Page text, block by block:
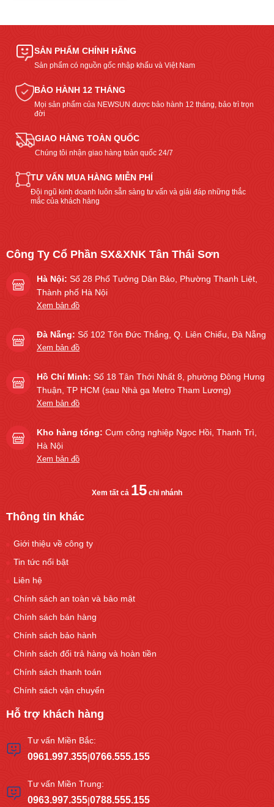
SẢN PHẨM CHÍNH HÃNG
Sản phẩm có nguồn gốc nhập khẩu và Việt Nam
BẢO HÀNH 12 THÁNG
Mọi sản phẩm của NEWSUN được bảo hành 12 tháng, bảo trì trọn
đời
GIAO HÀNG TOÀN QUỐC
Chúng tôi nhận giao hàng toàn quốc 24/7
TƯ VẤN MUA HÀNG MIỄN PHÍ
Đội ngũ kinh doanh luôn sẵn sàng tư vấn và giải đáp những thắc
mắc của khách hàng
Công Ty Cổ Phần SX&XNK Tân Thái Sơn
Hà Nội: Số 28 Phố Tưởng Dân Bảo, Phường Thanh Liệt,
Thành phố Hà Nội
Xem bản đồ
Đà Nẵng: Số 102 Tôn Đức Thắng, Q. Liên Chiểu, Đà Nẵng
Xem bản đồ
Hồ Chí Minh: Số 18 Tân Thới Nhất 8, phường Đông Hưng
Thuận, TP HCM (sau Nhà ga Metro Tham Lương)
Xem bản đồ
Kho hàng tổng: Cụm công nghiệp Ngọc Hồi, Thanh Trì,
Hà Nội
Xem bản đồ
Xem tất cả 15 chi nhánh
Thông tin khác
Giới thiệu về công ty
Tin tức nổi bật
Liên hệ
Chính sách an toàn và bảo mật
Chính sách bán hàng
Chính sách bảo hành
Chính sách đổi trả hàng và hoàn tiền
Chính sách thanh toán
Chính sách vận chuyển
Hỗ trợ khách hàng
Tư vấn Miền Bắc:
0961.997.355|0766.555.155
Tư vấn Miền Trung:
0963.997.355|0788.555.155